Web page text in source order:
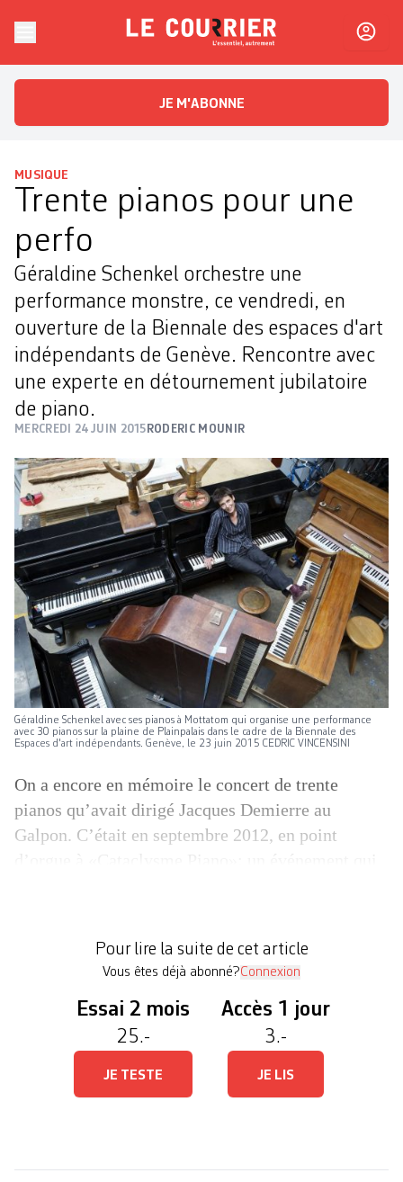
Le CourrierL'essentiel, autrement
JE M'ABONNE
MUSIQUE
Trente pianos pour une
perfo
Géraldine Schenkel orchestre une
performance monstre, ce vendredi, en
ouverture de la Biennale des espaces d'art
indépendants de Genève. Rencontre avec
une experte en détournement jubilatoire
de piano.
MERCREDI 24 JUIN 2015 RODERIC MOUNIR
Géraldine Schenkel avec ses pianos à Mottatom qui organise une performance
avec 30 pianos sur la plaine de Plainpalais dans le cadre de la Biennale des
Espaces d'art indépendants. Genève, le 23 juin 2015 CEDRIC VINCENSINI
On a encore en mémoire le concert de trente
pianos qu’avait dirigé Jacques Demierre au
Galpon. C’était en ­septembre 2012, en point
Boxing Piano. Le couvert […]
Pour lire la suite de cet article
Vous êtes déjà abonné?Connexion
Essai 2 mois
25.-
JE TESTE
Accès 1 jour
3.-
JE LIS